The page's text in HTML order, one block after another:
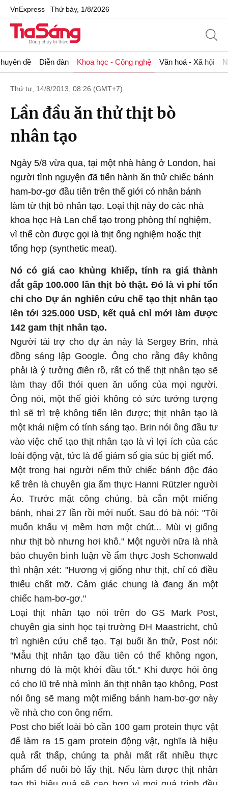
VnExpress Thứ bảy, 1/8/2026
đề Diễn đàn Khoa học - Công nghệ Văn hoá - Xã hội
Thứ tư, 14/8/2013, 08:26 (GMT+7)
Lần đầu ăn thử thịt bò
nhân tạo
Ngày 5/8 vừa qua, tại một nhà hàng ở London, hai
người tình nguyện đã tiến hành ăn thử chiếc bánh
ham-bơ-gơ đầu tiên trên thế giới có nhân bánh
làm từ thịt bò nhân tạo. Loại thịt này do các nhà
khoa học Hà Lan chế tạo trong phòng thí nghiệm,
vì thế còn được gọi là thịt ống nghiệm hoặc thịt
tổng hợp (synthetic meat).
Nó có giá cao khủng khiếp, tính ra giá thành
đắt gấp 100.000 lần thịt bò thật. Đó là vì phí tổn
chi cho Dự án nghiên cứu chế tạo thịt nhân tạo
lên tới 325.000 USD, kết quả chỉ mới làm được
142 gam thịt nhân tạo.
Người tài trợ cho dự án này là Sergey Brin, nhà
đồng sáng lập Google. Ông cho rằng đây không
phải là ý tưởng điên rồ, rất có thể thịt nhân tạo sẽ
làm thay đổi thói quen ăn uống của mọi người.
Ông nói, một thế giới không có sức tưởng tượng
thì sẽ trì trệ không tiến lên được; thịt nhân tạo là
một khái niệm có tính sáng tạo. Brin nói ông đầu tư
vào việc chế tạo thịt nhân tạo là vì lợi ích của các
loài động vật, tức là để giảm số gia súc bị giết mổ.
Một trong hai người nếm thử chiếc bánh độc đáo
kể trên là chuyên gia ẩm thực Hanni Rützler người
Áo. Trước mặt công chúng, bà cắn một miếng
bánh, nhai 27 lần rồi mới nuốt. Sau đó bà nói: "Tôi
muốn khẩu vị mềm hơn một chút... Mùi vị giống
như thịt bò nhưng hơi khô." Một người nữa là nhà
báo chuyên bình luận về ẩm thực Josh Schonwald
thì nhận xét: "Hương vị giống như thịt, chỉ có điều
thiếu chất mỡ. Cảm giác chung là đang ăn một
chiếc ham-bơ-gơ."
Loại thịt nhân tạo nói trên do GS Mark Post,
chuyên gia sinh học tại trường ĐH Maastricht, chủ
trì nghiên cứu chế tạo. Tại buổi ăn thử, Post nói:
"Mẫu thịt nhân tạo đầu tiên có thể không ngon,
nhưng đó là một khởi đầu tốt." Khi được hỏi ông
có cho lũ trẻ nhà mình ăn thịt nhân tạo không, Post
nói ông sẽ mang một miếng bánh ham-bơ-gơ này
về nhà cho con ông nếm.
Post cho biết loài bò cần 100 gam protein thực vật
để làm ra 15 gam protein động vật, nghĩa là hiệu
quả rất thấp, chúng ta phải mất rất nhiều thực
phẩm để nuôi bò lấy thịt. Nếu làm được thịt nhân